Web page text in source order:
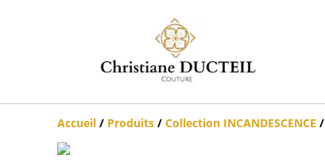
Accueil / Produits / Collection INCANDESCENCE /